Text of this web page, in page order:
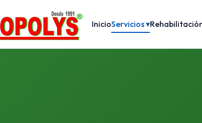
InicioServicios ▾